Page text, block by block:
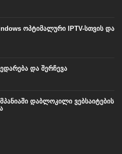
ოპტიმალური IPTV-სთვის და
და შერჩევა
დაბლოკილი ვებსაიტების